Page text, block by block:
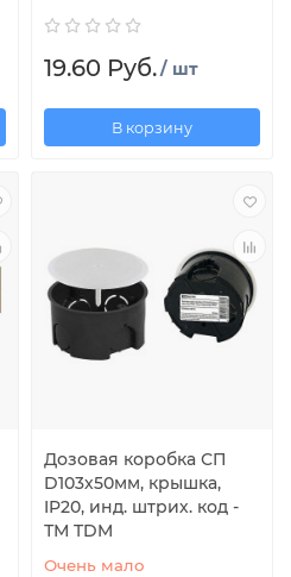
19.60 Руб./ шт
В корзину
Дозовая коробка СП
D103х50мм, крышка,
IP20, инд. штрих. код -
ТМ TDM
Очень мало